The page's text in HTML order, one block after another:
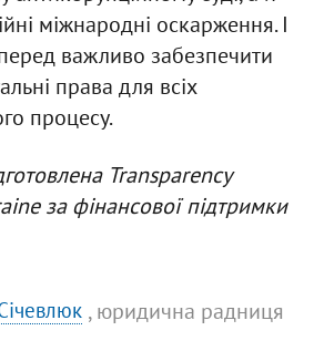
міжнародні оскарження. І
важливо забезпечити
права для всіх
процесу.
Transparency
за фінансової підтримки
, юридична радниця